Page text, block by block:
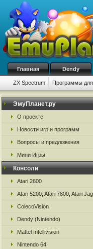
Главная Dendy
ZX Spectrum Программы для
ЭмуПланет.ру
О проекте
Новости игр и программ
Вопросы и предложения
Мини Игры
Консоли
Atari 2600
Atari 5200, Atari 7800, Atari
ColecoVision
Dendy (Nintendo)
Mattel Intellivision
Nintendo 64